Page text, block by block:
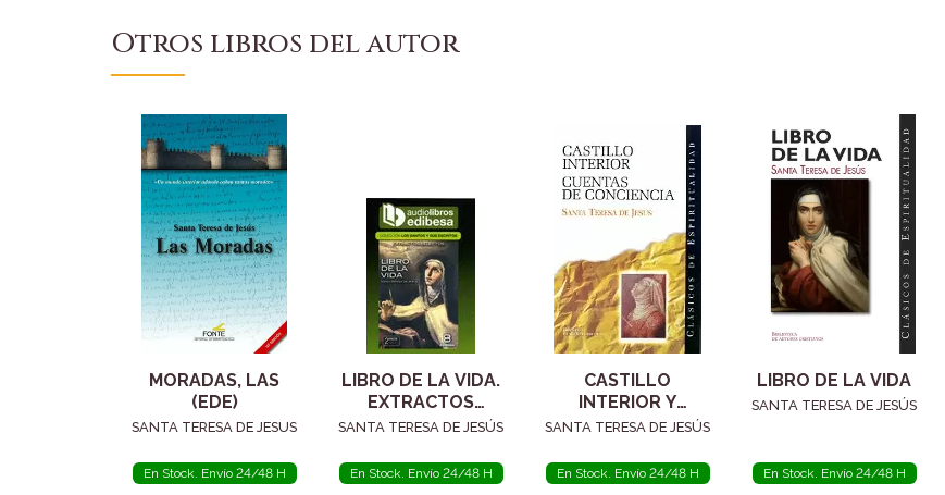
Otros libros del autor
MORADAS, LAS
(EDE)
SANTA TERESA DE JESUS
En Stock. Envío 24/48 H
LIBRO DE LA VIDA.
EXTRACTOS
SELECTOS
SANTA TERESA DE JESÚS
En Stock. Envío 24/48 H
CASTILLO
INTERIOR Y
CUENTAS DE
SANTA TERESA DE JESÚS
En Stock. Envío 24/48 H
LIBRO DE LA VIDA
SANTA TERESA DE JESÚS
En Stock. Envío 24/48 H